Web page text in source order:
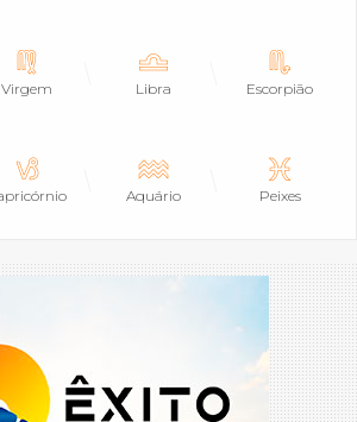
Virgem Libra Escorpião
Aquário Peixes